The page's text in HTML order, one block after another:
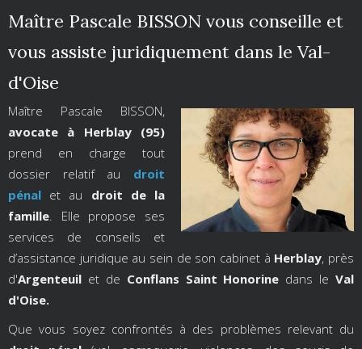
Maître Pascale BISSON vous conseille et
vous assiste juridiquement dans le Val-
d'Oise
Maître Pascale BISSON,
avocate à Herblay (95)
prend en charge tout
dossier relatif au droit
pénal et au droit de la
famille. Elle propose ses
services de conseils et
d’assistance juridique au sein de son cabinet à Herblay, près
d'Argenteuil et de Conflans Saint Honorine dans le Val
d'Oise.
Que vous soyez confrontés à des problèmes relevant du